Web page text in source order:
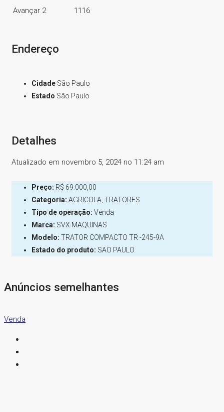
Avançar 2
1116
Endereço
Cidade São Paulo
Estado São Paulo
Detalhes
Atualizado em novembro 5, 2024 no 11:24 am
Preço: R$ 69.000,00
Categoria: AGRICOLA, TRATORES
Tipo de operação: Venda
Marca: SVX MAQUINAS
Modelo: TRATOR COMPACTO TR -245-9A
Estado do produto: SAO PAULO
Anúncios semelhantes
Venda